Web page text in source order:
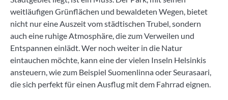
weitläufigen Grünflächen und bewaldeten Wegen, bietet
nicht nur eine Auszeit vom städtischen Trubel, sondern
auch eine ruhige Atmosphäre, die zum Verweilen und
Entspannen einlädt. Wer noch weiter in die Natur
eintauchen möchte, kann eine der vielen Inseln Helsinkis
ansteuern, wie zum Beispiel Suomenlinna oder Seurasaari,
die sich perfekt für einen Ausflug mit dem Fahrrad eignen.